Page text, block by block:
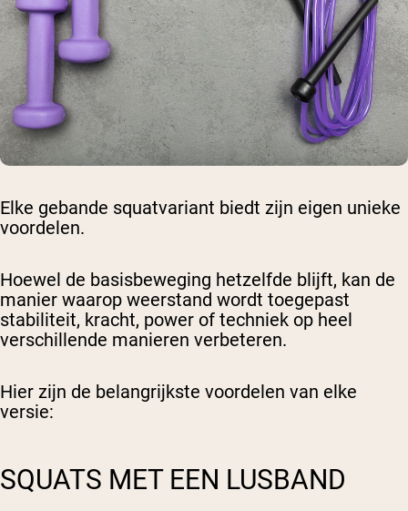
Elke gebande squatvariant biedt zijn eigen unieke
voordelen.
Hoewel de basisbeweging hetzelfde blijft, kan de
manier waarop weerstand wordt toegepast
stabiliteit, kracht, power of techniek op heel
verschillende manieren verbeteren.
Hier zijn de belangrijkste voordelen van elke
versie:
SQUATS MET EEN LUSBAND